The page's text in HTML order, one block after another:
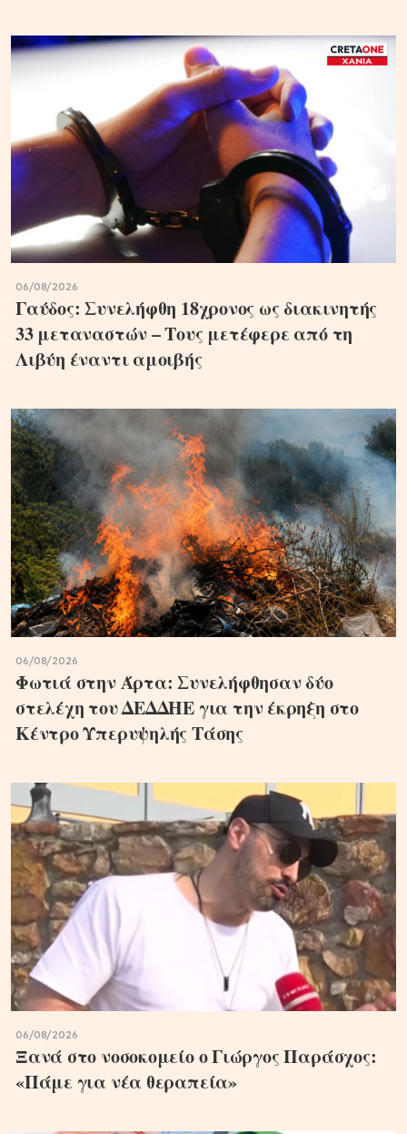
06/08/2026
Γαύδος: Συνελήφθη 18χρονος ως διακινητής
33 μεταναστών – Τους μετέφερε από τη
Λιβύη έναντι αμοιβής
06/08/2026
Φωτιά στην Άρτα: Συνελήφθησαν δύο
στελέχη του ΔΕΔΔΗΕ για την έκρηξη στο
Κέντρο Υπερυψηλής Τάσης
06/08/2026
Ξανά στο νοσοκομείο ο Γιώργος Παράσχος:
«Πάμε για νέα θεραπεία»